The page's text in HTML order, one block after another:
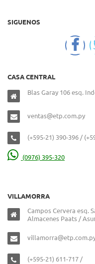
SIGUENOS
CASA CENTRAL
Blas Garay 106 esq.
ventas@etp.com.py
(+595-21) 390-396 /
(0976) 395-320
VILLAMORRA
Campos Cervera esq.
Almacenes Paats /
(+595-21) 611-717 /